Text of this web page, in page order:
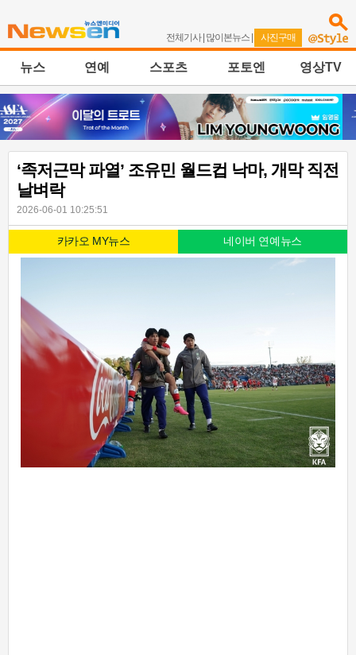
전체기사| 많이본뉴스 | 사진구매
뉴스 연예 스포츠 포토엔 영상TV
‘족저근막 파열’ 조유민 월드컵 낙마, 개막 직전
날벼락
2026-06-01 10:25:51
카카오 MY뉴스 네이버 연예뉴스